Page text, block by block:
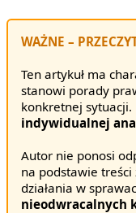
WAŻNE –
Ten artykuł ma
stanowi porady
konkretnej
indywidualnej
Autor nie ponosi
na podstawie
działania w
nieodwracalnych